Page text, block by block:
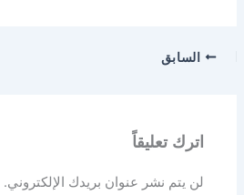
السابق
اترك تعليقاً
لن يتم نشر عنوان بريدك الإلكتروني.